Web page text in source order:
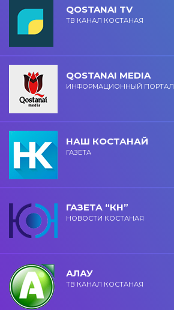
QOSTANAI TV
ТВ КАНАЛ КОСТАНАЯ
QOSTANAI MEDIA
ИНФОРМАЦИОННЫЙ ПОРТАЛ
НАШ КОСТАНАЙ
ГАЗЕТА
ГАЗЕТА “КН”
НОВОСТИ КОСТАНАЯ
АЛАУ
ТВ КАНАЛ КОСТАНАЯ